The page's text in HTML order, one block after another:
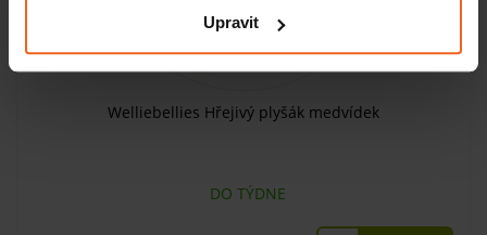
Upravit
Welliebellies Hřejivý plyšák medvídek
DO TÝDNE